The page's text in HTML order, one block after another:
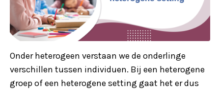
Onder heterogeen verstaan we de onderlinge
verschillen tussen individuen. Bij een heterogene
groep of een heterogene setting gaat het er dus